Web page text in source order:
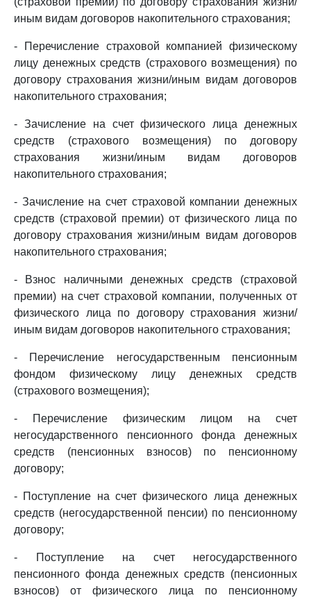
иным видам договоров накопительного страхования;
- Перечисление страховой компанией физическому
лицу денежных средств (страхового возмещения) по
договору страхования жизни/иным видам договоров
накопительного страхования;
- Зачисление на счет физического лица денежных
средств (страхового возмещения) по договору
страхования жизни/иным видам договоров
накопительного страхования;
- Зачисление на счет страховой компании денежных
средств (страховой премии) от физического лица по
договору страхования жизни/иным видам договоров
накопительного страхования;
- Взнос наличными денежных средств (страховой
премии) на счет страховой компании, полученных от
физического лица по договору страхования жизни/
иным видам договоров накопительного страхования;
- Перечисление негосударственным пенсионным
фондом физическому лицу денежных средств
(страхового возмещения);
- Перечисление физическим лицом на счет
негосударственного пенсионного фонда денежных
средств (пенсионных взносов) по пенсионному
договору;
- Поступление на счет физического лица денежных
средств (негосударственной пенсии) по пенсионному
договору;
- Поступление на счет негосударственного
пенсионного фонда денежных средств (пенсионных
взносов) от физического лица по пенсионному